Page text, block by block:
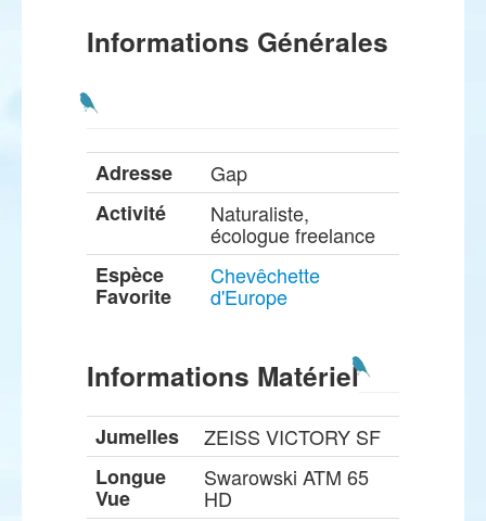
Informations Générales
Adresse
Gap
Activité
Naturaliste,
écologue freelance
Espèce
Favorite
Chevêchette
d'Europe
Informations Matériel
Jumelles
ZEISS VICTORY SF
Longue
Vue
Swarowski ATM 65
HD